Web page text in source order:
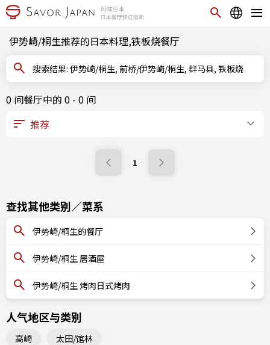
伊势崎/桐生推荐的日本料理,铁板烧餐厅
搜索结果: 伊势崎/桐生, 前桥/伊势崎/桐生, 群马县, 铁板烧
0 间餐厅中的 0 - 0 间
1
查找其他类别／菜系
伊势崎/桐生的餐厅
伊势崎/桐生 居酒屋
伊势崎/桐生 烤肉日式烤肉
人气地区与类别
高崎 太田/馆林